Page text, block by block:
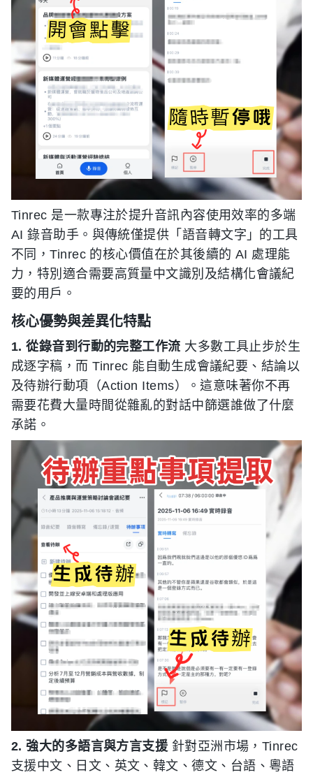
Tinrec 是一款專注於提升音訊內容使用效率的多端
AI 錄音助手。與傳統僅提供「語音轉文字」的工具
不同，Tinrec 的核心價值在於其後續的 AI 處理能
力，特別適合需要高質量中文識別及結構化會議紀
要的用戶。
核心優勢與差異化特點
1. 從錄音到行動的完整工作流 大多數工具止步於生
成逐字稿，而 Tinrec 能自動生成會議紀要、結論以
及待辦行動項（Action Items）。這意味著你不再
需要花費大量時間從雜亂的對話中篩選誰做了什麼
承諾。
2. 強大的多語言與方言支援 針對亞洲市場，Tinrec
支援中文、日文、英文、韓文、德文、台語、粵語